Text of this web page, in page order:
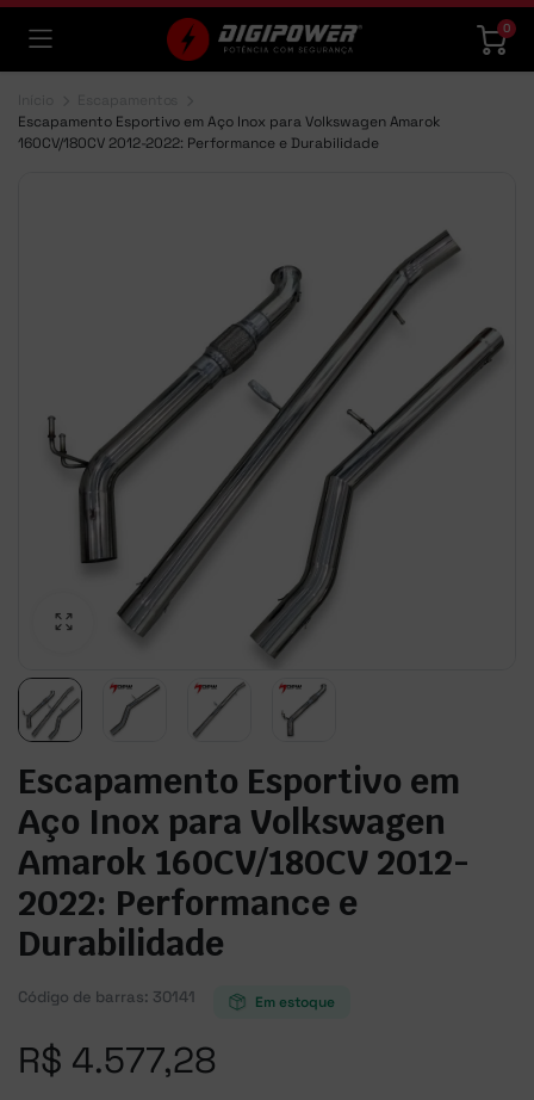
0
Escapamento Esportivo em Aço Inox para Volkswagen Amarok
160CV/180CV 2012-2022: Performance e Durabilidade
Escapamento Esportivo em
Aço Inox para Volkswagen
Amarok 160CV/180CV 2012-
2022: Performance e
Durabilidade
Código de barras: 30141 Em estoque
R$ 4.577,28